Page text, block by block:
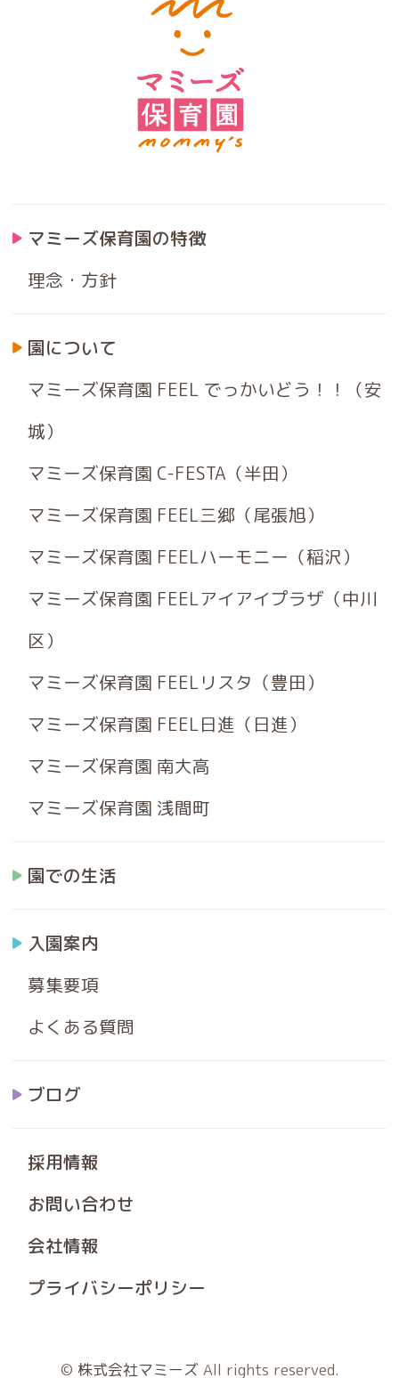
マミーズ保育園の特徴
理念・方針
園について
マミーズ保育園 FEEL でっかいどう！！（安
城）
マミーズ保育園 C-FESTA（半田）
マミーズ保育園 FEEL三郷（尾張旭）
マミーズ保育園 FEELハーモニー（稲沢）
マミーズ保育園 FEELアイアイプラザ（中川
区）
マミーズ保育園 FEELリスタ（豊田）
マミーズ保育園 FEEL日進（日進）
マミーズ保育園 南大高
マミーズ保育園 浅間町
園での生活
入園案内
募集要項
よくある質問
ブログ
採用情報
お問い合わせ
会社情報
プライバシーポリシー
© 株式会社マミーズ All rights reserved.